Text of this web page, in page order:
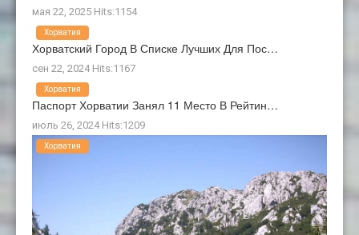
мая 22, 2025 Hits:1154
Хорватский Город В Списке Лучших Для Пос…
сен 22, 2024 Hits:1167
Хорватия
Паспорт Хорватии Занял 11 Место В Рейтин…
июль 26, 2024 Hits:1209
Хорватия
Хорватия